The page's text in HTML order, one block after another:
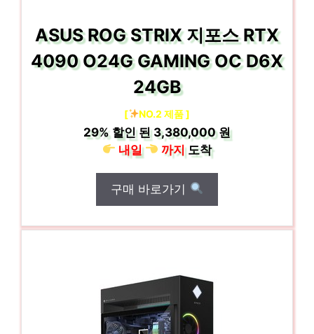
ASUS ROG STRIX 지포스 RTX
4090 O24G GAMING OC D6X
24GB
[ NO.2 제품 ]
29% 할인 된3,380,000 원
내일
까지도착
구매 바로가기